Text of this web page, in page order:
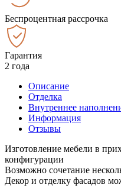
Беспроцентная рассрочка
Гарантия
2 года
Описание
Отделка
Внутреннее
Информация
Отзывы
Изготовление мебели в
конфигурации
Возможно сочетание
Декор и отделку фасадов